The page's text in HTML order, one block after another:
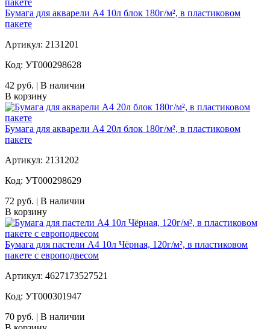
Бумага для акварели А4 10л блок 180г/м², в пластиковом
пакете
Артикул: 2131201
Код: УТ000298628
42 руб. | В наличии
В корзину
Бумага для акварели А4 20л блок 180г/м², в пластиковом
пакете
Артикул: 2131202
Код: УТ000298629
72 руб. | В наличии
В корзину
Бумага для пастели A4 10л Чёрная, 120г/м², в пластиковом
пакете с европодвесом
Артикул: 4627173527521
Код: УТ000301947
70 руб. | В наличии